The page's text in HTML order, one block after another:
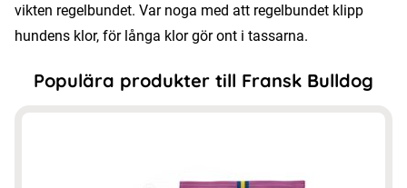
vikten regelbundet. Var noga med att regelbundet klipp
hundens klor, för långa klor gör ont i tassarna.
Populära produkter till Fransk Bulldog